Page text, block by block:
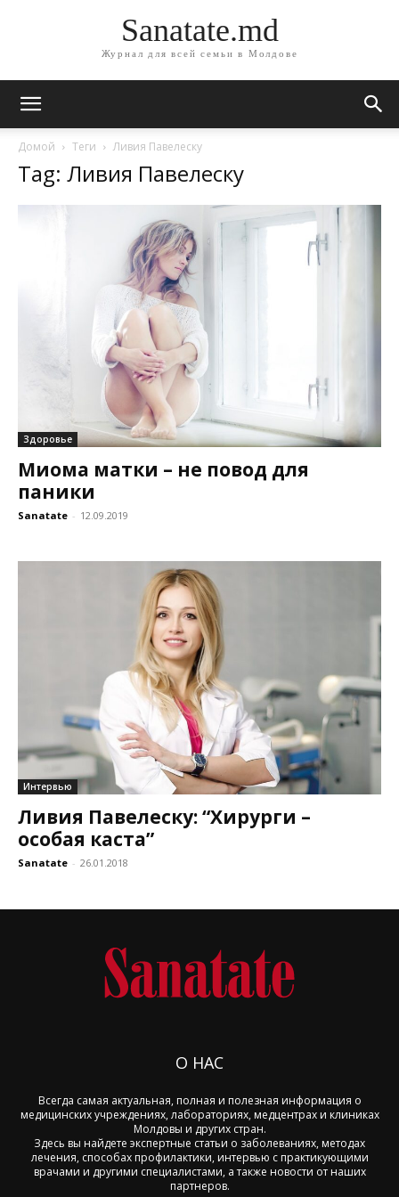
Sanatate.md
Журнал для всей семьи в Молдове
Домой Теги Ливия Павелеску
Tag: Ливия Павелеску
Здоровье
Миома матки – не повод для
паники
Sanatate - 12.09.2019
Интервью
Ливия Павелеску: “Хирурги –
особая каста”
Sanatate - 26.01.2018
О НАС
Всегда самая актуальная, полная и полезная информация о
медицинских учреждениях, лабораториях, медцентрах и клиниках
Молдовы и других стран.
Здесь вы найдете экспертные статьи о заболеваниях, методах
лечения, способах профилактики, интервью с практикующими
врачами и другими специалистами, а также новости от наших
партнеров.